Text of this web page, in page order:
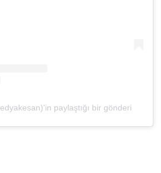
paylaştığı bir gönderi